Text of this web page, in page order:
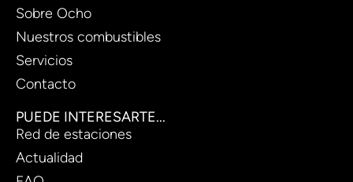
Sobre Ocho
Nuestros combustibles
Servicios
Contacto
PUEDE INTERESARTE...
Red de estaciones
Actualidad